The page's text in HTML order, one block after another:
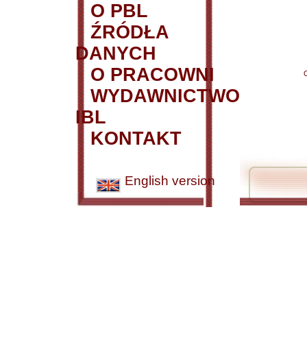
O PBL
ŹRÓDŁA
DANYCH
O PRACOWNI
WYDAWNICTWO
IBL
KONTAKT
English version